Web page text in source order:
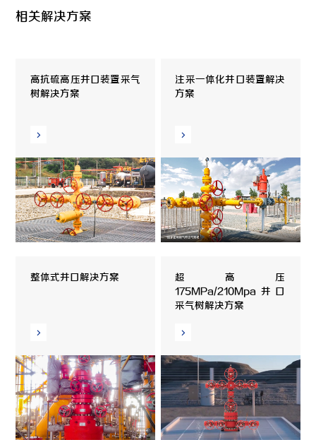
相关解决方案
高抗硫高压井口装置采气
树解决方案
注采一体化井口装置解决
方案
整体式井口解决方案
超高压
175MPa/210Mpa井口
采气树解决方案